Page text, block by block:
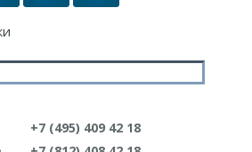
+7 (495) 409 42 18